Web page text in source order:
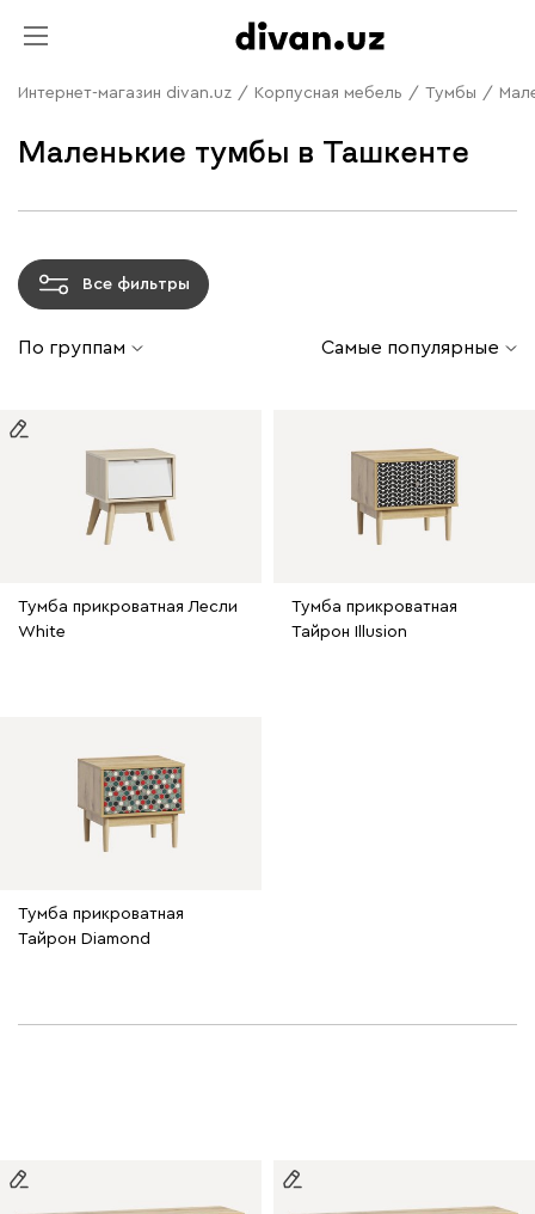
Интернет-магазин divan.uz / Корпусная мебель / Тумбы /
Маленькие тумбы в Ташкенте
Все фильтры
По группам Самые популярные
Тумба прикроватная Лесли
White
Тумба прикроватная
Тайрон Illusion
Тумба прикроватная
Тайрон Diamond